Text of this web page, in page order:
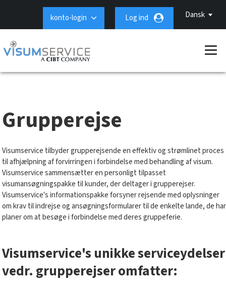
Dansk
konto-login Log ind
Grupperejse
Visumservice tilbyder grupperejsende en effektiv og strømlinet proces
til afhjælpning af forvirringen i forbindelse med behandling af visum.
Visumservice sammensætter en personligt tilpasset
visumansøgningspakke til kunder, der deltager i grupperejser.
Visumservice's informationspakke forsyner rejsende med oplysninger
om krav til indrejse og ansøgningsformularer til de enkelte lande, de har
planer om at besøge i forbindelse med deres gruppeferie.
Visumservice's unikke serviceydelser
vedr. grupperejser omfatter: